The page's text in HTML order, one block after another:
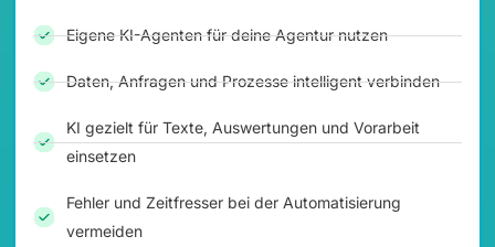
Eigene KI-Agenten für deine Agentur nutzen
Daten, Anfragen und Prozesse intelligent verbinden
KI gezielt für Texte, Auswertungen und Vorarbeit
einsetzen
Fehler und Zeitfresser bei der Automatisierung
vermeiden